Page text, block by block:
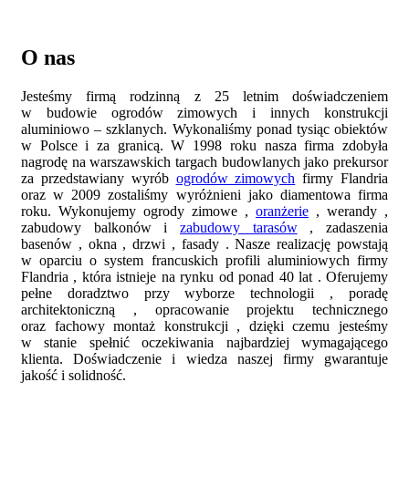
O nas
Jesteśmy firmą rodzinną z 25 letnim doświadczeniem
w budowie ogrodów zimowych i innych konstrukcji
aluminiowo – szklanych. Wykonaliśmy ponad tysiąc obiektów
w Polsce i za granicą. W 1998 roku nasza firma zdobyła
nagrodę na warszawskich targach budowlanych jako prekursor
za przedstawiany wyrób ogrodów zimowych firmy Flandria
oraz w 2009 zostaliśmy wyróżnieni jako diamentowa firma
roku. Wykonujemy ogrody zimowe , oranżerie , werandy ,
zabudowy balkonów i zabudowy tarasów, zadaszenia
basenów , okna , drzwi , fasady . Nasze realizację powstają
w oparciu o system francuskich profili aluminiowych firmy
Flandria , która istnieje na rynku od ponad 40 lat . Oferujemy
pełne doradztwo przy wyborze technologii , poradę
architektoniczną , opracowanie projektu technicznego
oraz fachowy montaż konstrukcji , dzięki czemu jesteśmy
w stanie spełnić oczekiwania najbardziej wymagającego
klienta. Doświadczenie i wiedza naszej firmy gwarantuje
jakość i solidność.